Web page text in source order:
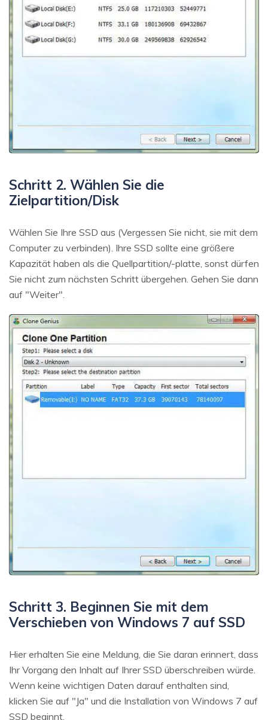
Schritt 2. Wählen Sie die
Zielpartition/Disk
Wählen Sie Ihre SSD aus (Vergessen Sie nicht, sie mit dem
Computer zu verbinden). Ihre SSD sollte eine größere
Kapazität haben als die Quellpartition/-platte, sonst dürfen
Sie nicht zum nächsten Schritt übergehen. Gehen Sie dann
auf "Weiter".
Schritt 3. Beginnen Sie mit dem
Verschieben von Windows 7 auf SSD
Hier erhalten Sie eine Meldung, die Sie daran erinnert, dass
Ihr Vorgang den Inhalt auf Ihrer SSD überschreiben würde.
Wenn keine wichtigen Daten darauf enthalten sind,
klicken Sie auf "Ja" und die Installation von Windows 7 auf
SSD beginnt.